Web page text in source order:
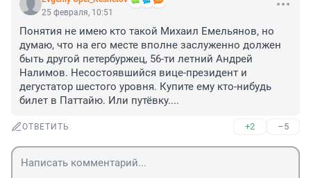
25 февраля, 10:51
Понятия не имею кто такой Михаил Емельянов, но
думаю, что на его месте вполне заслуженно должен
быть другой петербуржец, 56-ти летний Андрей
Налимов. Несостоявшийся вице-президент и
дегустатор шестого уровня. Купите ему кто-нибудь
билет в Паттайю. Или путёвку....
ОТВЕТИТЬ +2 –5